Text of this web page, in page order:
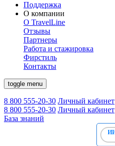
Поддержка
О компании
О TravelLine
Отзывы
Партнеры
Работа и стажировка
Фирстиль
Контакты
toggle menu
8 800 555-20-30 Личный кабинет
8 800 555-20-30 Личный кабинет
База знаний